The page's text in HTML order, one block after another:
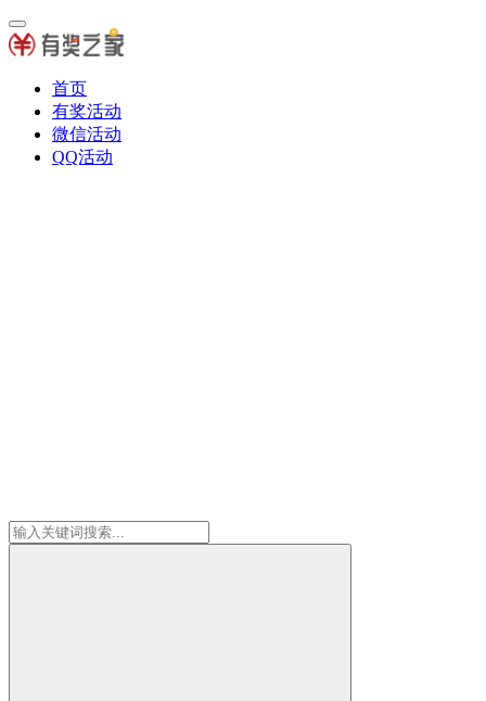
首页
有奖活动
微信活动
QQ活动